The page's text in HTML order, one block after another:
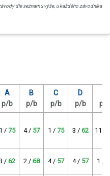
dle seznamu výše, u každého závodníka
A
p/b
B
p/b
C
p/b
D
p/b
p/b
1 / 75 4 / 57 1 / 75 3 / 62 11 /
/ 62 2 / 68 4 / 57 4 / 57 1 /